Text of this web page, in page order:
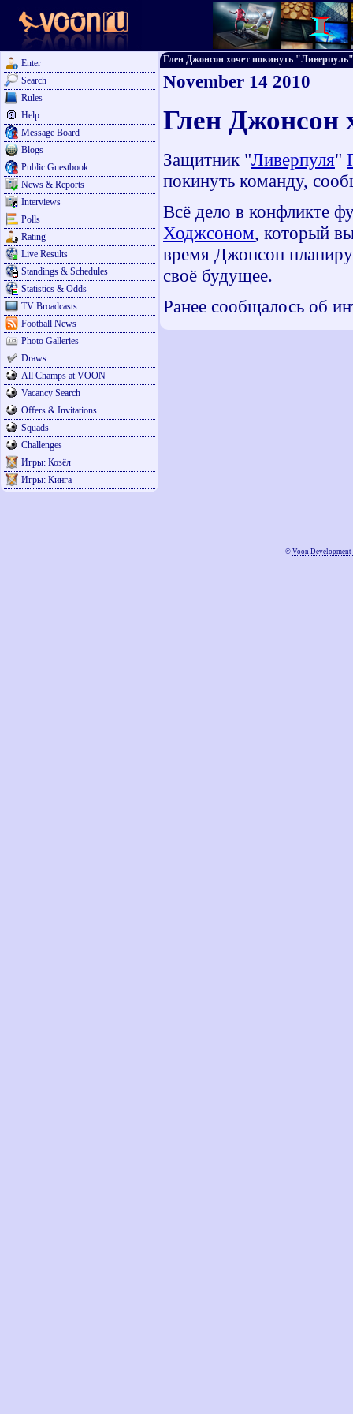
Enter
Search
Rules
Help
Message Board
Blogs
Public Guestbook
News & Reports
Interviews
Polls
Rating
Live Results
Standings & Schedules
Statistics & Odds
TV Broadcasts
Football News
Photo Galleries
Draws
All Champs at VOON
Vacancy Search
Offers & Invitations
Squads
Challenges
Игры: Козёл
Игры: Кинга
Глен Джонсон хочет покинуть "Ливерпуль"
November 14 2010
Глен Джонсон
Защитник "Ливерпуля"
покинуть команду,
Всё дело в конфликте
Ходжсоном, который
время Джонсон
своё будущее.
Ранее сообщалось об
© Voon Development